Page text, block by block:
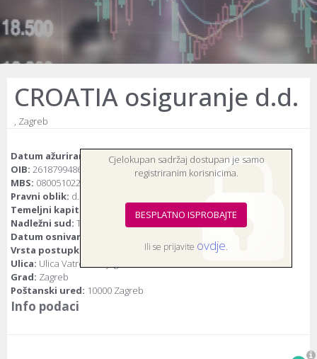
CROATIA osiguranje d.d.
, Zagreb
Datum ažuriranja:
9.10.2023.
OIB: 26187994862
MBS: 080051022
Pravni oblik: d.d.(dioničko društvo)
Temeljni kapital:
79.923.642 euro
Nadležni sud: Trgovački sud u Zagrebu
Datum osnivanja:
Vrsta postupka:
Bez postupka
Ulica: Ulica Vatroslava Jagića 33
Grad: Zagreb
Poštanski ured: 10000 Zagreb
Info podaci
Cjelokupan sadržaj dostupan je samo
registriranim korisnicima.
BESPLATNO ISPROBAJTE
Ili se prijavite ovdje.